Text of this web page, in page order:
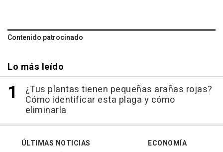
Contenido patrocinado
Lo más leído
¿Tus plantas tienen pequeñas arañas rojas?
Cómo identificar esta plaga y cómo
eliminarla
ÚLTIMAS NOTICIAS
ECONOMÍA